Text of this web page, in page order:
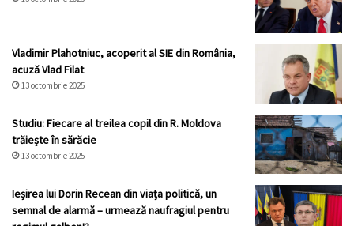
Vladimir Plahotniuc, acoperit al SIE din România,
acuză Vlad Filat
13 octombrie 2025
Studiu: Fiecare al treilea copil din R. Moldova
trăiește în sărăcie
13 octombrie 2025
Ieșirea lui Dorin Recean din viața politică, un
semnal de alarmă – urmează naufragiul pentru